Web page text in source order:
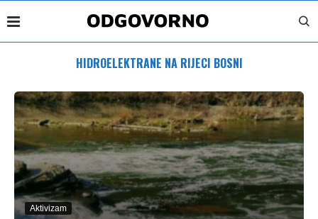
HIDROELEKTRANE NA RIJECI BOSNI
Aktivizam